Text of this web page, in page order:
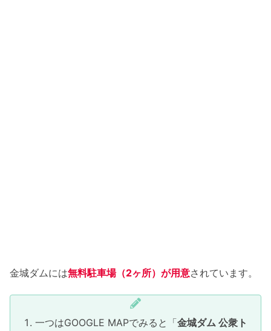
金城ダムには無料駐車場（2ヶ所）が用意されています。
一つはGOOGLE MAPでみると「金城ダム 公衆ト